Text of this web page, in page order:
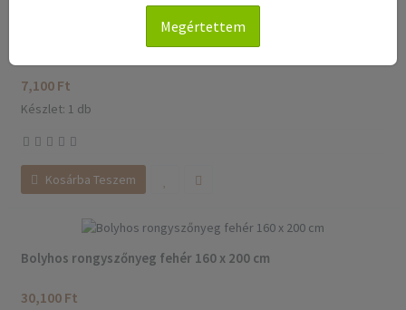
Bolyhos rongyszőnyeg lila, fehér, piros 75 x 100 cm
7,100 Ft
Készlet: 1 db
Kosárba Teszem
Bolyhos rongyszőnyeg fehér 160 x 200 cm
30,100 Ft
Megértettem